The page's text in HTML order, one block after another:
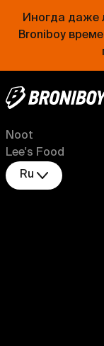
Иногда даже
Broniboy
Косметика
Сбермаркет
Рестораны и кафе
Подарки
Noot
Lee's Food
Ru